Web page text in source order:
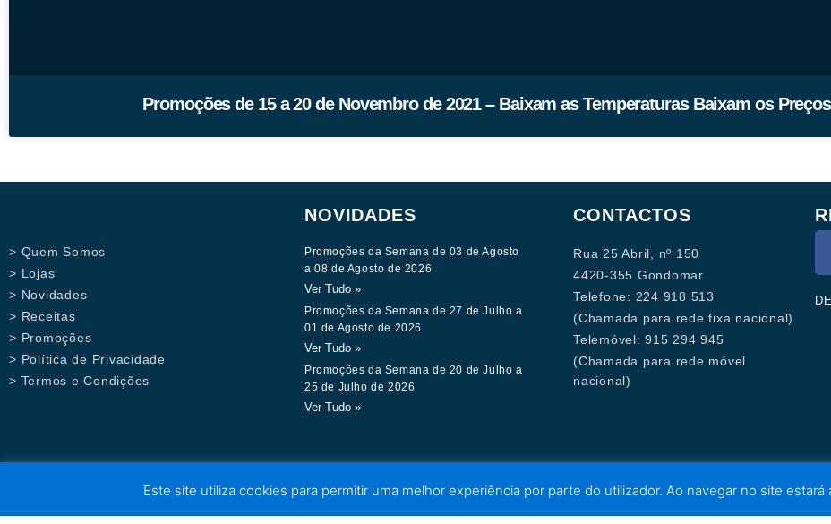
Promoções de 15 a 20 de Novembro de 2021 – Baixam as Temperaturas Baixam os
> Quem Somos
> Lojas
> Novidades
> Receitas
> Promoções
> Política de Privacidade
> Termos e Condições
NOVIDADES
Promoções da Semana de 03 de Agosto
a 08 de Agosto de 2026
Ver Tudo »
Promoções da Semana de 27 de Julho a
01 de Agosto de 2026
Ver Tudo »
Promoções da Semana de 20 de Julho a
25 de Julho de 2026
Ver Tudo »
CONTACTOS
Rua 25 Abril, nº 150
4420-355 Gondomar
Telefone: 224 918 513
(Chamada para rede fixa nacional)
Telemóvel: 915 294 945
(Chamada para rede móvel
nacional)
Este site utiliza cookies para permitir uma melhor experiência por parte do utilizador. Ao navegar no site estará